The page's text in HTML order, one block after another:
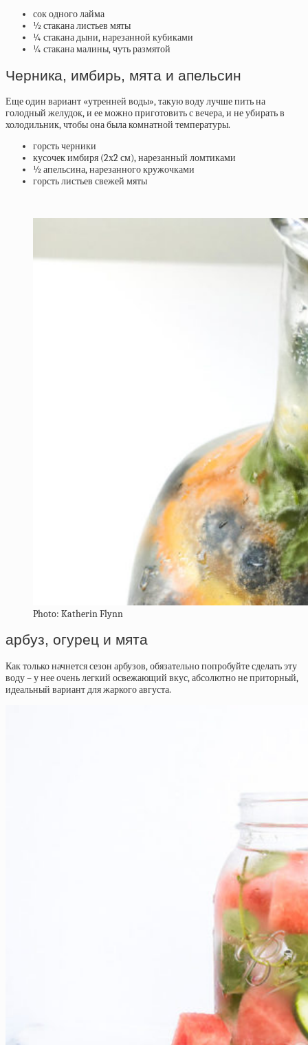
сок одного лайма
½ стакана листьев мяты
¼ стакана дыни, нарезанной кубиками
¼ стакана малины, чуть размятой
Черника, имбирь, мята и апельсин
Еще один вариант «утренней воды», такую воду лучше пить на
голодный желудок, и ее можно приготовить с вечера, и не убирать в
холодильник, чтобы она была комнатной температуры.
горсть черники
кусочек имбиря (2х2 см), нарезанный ломтиками
½ апельсина, нарезанного кружочками
горсть листьев свежей мяты
Photo: Katherin Flynn
арбуз, огурец и мята
Как только начнется сезон арбузов, обязательно попробуйте сделать эту
воду – у нее очень легкий освежающий вкус, абсолютно не приторный,
идеальный вариант для жаркого августа.